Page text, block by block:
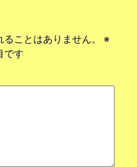
ことはありません。
※
です